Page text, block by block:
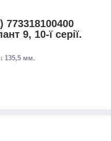
9, 10-ї серії.
135,5 мм.